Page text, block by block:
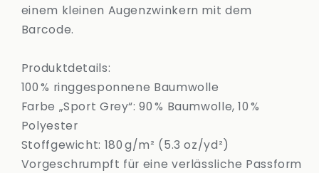
einem kleinen Augenzwinkern mit dem
Barcode.
Produktdetails:
100 % ringgesponnene Baumwolle
Farbe „Sport Grey“: 90 % Baumwolle, 10 %
Polyester
Stoffgewicht: 180 g/m² (5.3 oz/yd²)
Vorgeschrumpft für eine verlässliche Passform